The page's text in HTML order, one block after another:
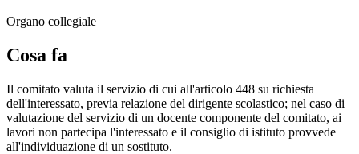
Organo collegiale
Cosa fa
Il comitato valuta il servizio di cui all'articolo 448 su richiesta
dell'interessato, previa relazione del dirigente scolastico; nel caso di
valutazione del servizio di un docente componente del comitato, ai
lavori non partecipa l'interessato e il consiglio di istituto provvede
all'individuazione di un sostituto.